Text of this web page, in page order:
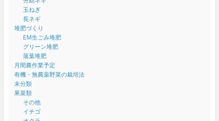
玉ねぎ
長ネギ
堆肥づくり
EM生ごみ堆肥
グリーン堆肥
落葉堆肥
月間農作業予定
有機・無農薬野菜の栽培法
未分類
果菜類
その他
イチゴ